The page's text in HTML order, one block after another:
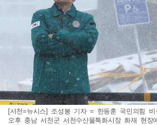
[서천=뉴시스] 조성봉 기자 = 한동훈 국민의힘 비
오후 충남 서천군 서천수산물특화시장 화재 현장